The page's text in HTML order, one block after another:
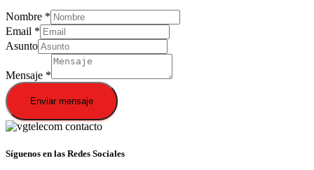
Nombre *
Email *
Asunto
Mensaje *
Enviar mensaje
Síguenos en las Redes Sociales